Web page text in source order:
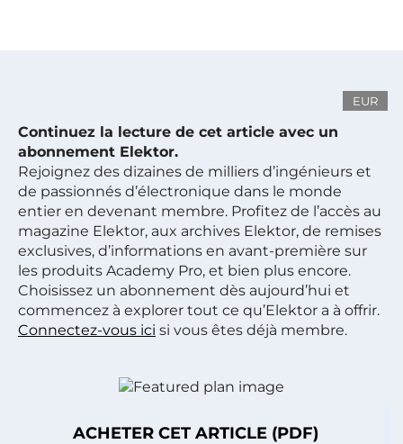
EUR
Continuez la lecture de cet article avec un
abonnement Elektor.
Rejoignez des dizaines de milliers d’ingénieurs et
de passionnés d’électronique dans le monde
entier en devenant membre. Profitez de l’accès au
magazine Elektor, aux archives Elektor, de remises
exclusives, d’informations en avant-première sur
les produits Academy Pro, et bien plus encore.
Choisissez un abonnement dès aujourd’hui et
commencez à explorer tout ce qu’Elektor a à offrir.
Connectez-vous ici si vous êtes déjà membre.
ACHETER CET ARTICLE (PDF)